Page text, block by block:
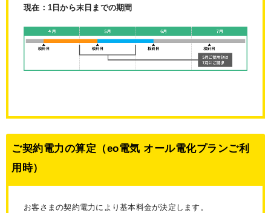
現在：1日から末日までの期間
ご契約電力の算定（eo電気 オール電化プランご利
用時）
お客さまの契約電力により基本料金が決定します。